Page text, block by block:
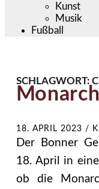
Kunst
Musik
Fußball
SCHLAGWORT:
18. APRIL 2023 /
Der Bonner
18. April in
ob die